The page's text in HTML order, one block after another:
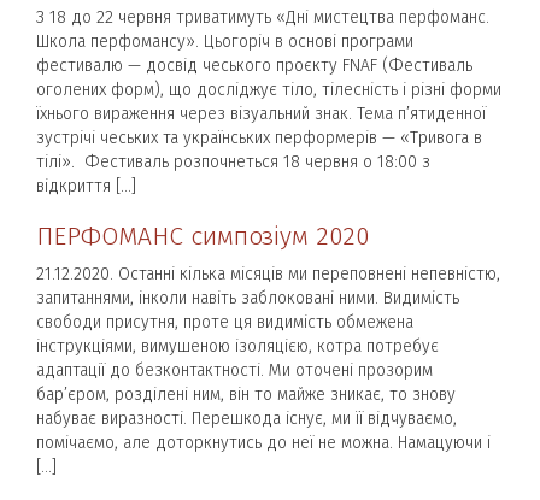
З 18 до 22 червня триватимуть «Дні мистецтва перфоманс.
Школа перфомансу». Цьогоріч в основі програми
фестивалю — досвід чеського проєкту FNAF (Фестиваль
оголених форм), що досліджує тіло, тілесність і різні форми
їхнього вираження через візуальний знак. Тема п’ятиденної
зустрічі чеських та українських перформерів — «Тривога в
тілі». Фестиваль розпочнеться 18 червня о 18:00 з
відкриття […]
ПЕРФОМАНС симпозіум 2020
21.12.2020. Останні кілька місяців ми переповнені непевністю,
запитаннями, інколи навіть заблоковані ними. Видимість
свободи присутня, проте ця видимість обмежена
інструкціями, вимушеною ізоляцією, котра потребує
адаптації до безконтактності. Ми оточені прозорим
бар’єром, розділені ним, він то майже зникає, то знову
набуває виразності. Перешкода існує, ми її відчуваємо,
помічаємо, але доторкнутись до неї не можна. Намацуючи і
[…]